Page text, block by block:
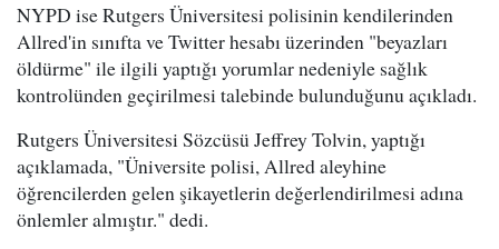
NYPD ise Rutgers Üniversitesi polisinin kendilerinden
Allred'in sınıfta ve Twitter hesabı üzerinden "beyazları
öldürme" ile ilgili yaptığı yorumlar nedeniyle sağlık
kontrolünden geçirilmesi talebinde bulunduğunu açıkladı.
Rutgers Üniversitesi Sözcüsü Jeffrey Tolvin, yaptığı
açıklamada, "Üniversite polisi, Allred aleyhine
öğrencilerden gelen şikayetlerin değerlendirilmesi adına
önlemler almıştır." dedi.